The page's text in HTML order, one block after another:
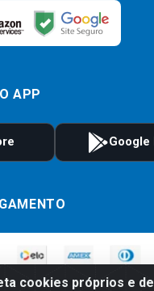
cookies próprios e de
APP